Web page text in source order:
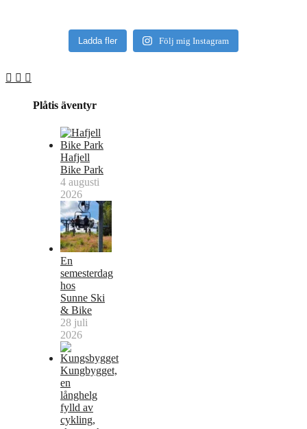
Ladda fler Följ mig Instagram
Plåtis äventyr
Hafjell
Bike Park
4 augusti
2026
En
semesterdag
hos
Sunne Ski
& Bike
28 juli
2026
Kungbygget,
en
långhelg
fylld av
cykling,